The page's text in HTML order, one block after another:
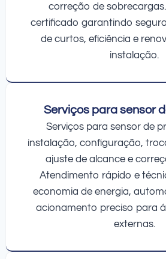
correção de
certificado garantindo
de curtos, eficiência e
instalação.
Serviços para sensor
Serviços para sensor de
instalação, configuração,
ajuste de alcance e
Atendimento rápido e
economia de energia,
acionamento preciso para
externas.